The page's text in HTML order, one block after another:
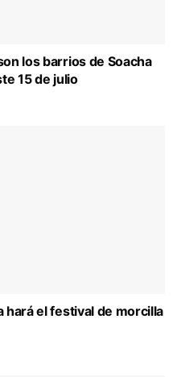
los barrios de Soacha
15 de julio
hará el festival de morcilla